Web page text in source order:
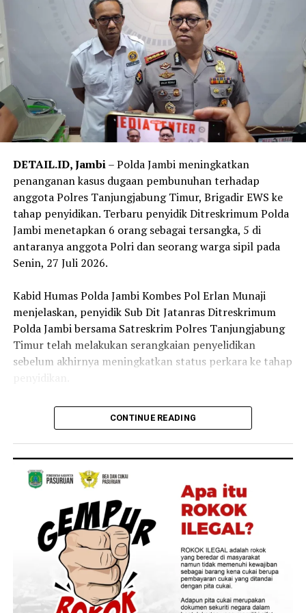
‎”Jangan percaya kalau ada orang yang menjanjikan
untuk menjadi anggota Polri tanpa mekanisme yang
ada,” katanya.
Juan Ambarita
Tahun Anggaran 2019–2023.
‎Kedua tersangka didakwa melanggar ketentuan tindak
pidana korupsi sebagaimana diatur dalam Undang-
Undang Pemberantasan Tindak Pidana Korupsi, dengan
ancaman pasal primair maupun subsidiair sesuai hasil
penyidikan.
‎Kata Noly, setelah Tahap II Jaksa Penuntut Umum
surat dakwaan dan segera melimpahkan perkara
tersebut ke Pengadilan Tindak Pidana Korupsi pada
Pengadilan Negeri Jambi untuk menjalani proses
persidangan.
Reporter: Juan Ambarita
DETAIL.ID, Jambi– Polda Jambi meningkatkan
penanganan kasus dugaan pembunuhan terhadap
anggota Polres Tanjungjabung Timur, Brigadir EWS ke
tahap penyidikan. Terbaru penyidik Ditreskrimum Polda
Jambi menetapkan 6 orang sebagai tersangka, 5 di
antaranya anggota Polri dan seorang warga sipil pada
Senin, 27 Juli 2026.
‎Kabid Humas Polda Jambi Kombes Pol Erlan Munaji
menjelaskan, penyidik Sub Dit Jatanras Ditreskrimum
Polda Jambi bersama Satreskrim Polres Tanjungjabung
Timur telah melakukan serangkaian penyelidikan
sebelum akhirnya meningkatkan status perkara ke tahap
‎”Setelah melalui mekanisme penyelidikan, pada Jumat
lalu status perkara ditingkatkan ke tahap penyidikan.
Selanjutnya dilakukan pemeriksaan saksi, pengumpulan
alat bukti, serta gelar perkara,” kata Erlan.
‎Hasil gelar perkara tersebut menetapkan 6 orang
sebagai tersangka. Menurut Erlan, masing-masing
tersangka memiliki peran yang berbeda dalam kasus
yang menewaskan Brigadir EWS tersebut.
‎Kasua ini mendapat asistensi dari Itwasum Polri,
Divpropam Polri, dan Bareskrim Polri. Pendampingan
disebut dilakukan guna mengawasi jalannya penyidikan
CONTINUE READING